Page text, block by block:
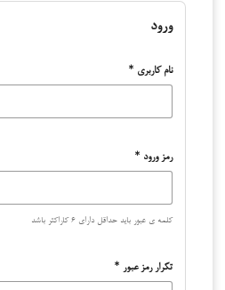
ورود
نام کاربری *
رمز ورود *
کلمه ی عبور باید حداقل دارای ۶ کاراکتر باشد
تکرار رمز عبور *